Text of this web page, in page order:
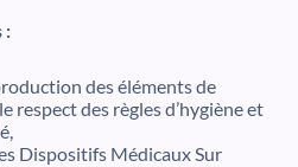
:
des éléments de
respect des règles d’hygiène et
Dispositifs Médicaux Sur